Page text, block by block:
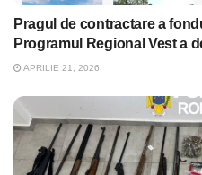
Pragul de contractare a
Programul Regional Vest a
APRILIE 21, 2026